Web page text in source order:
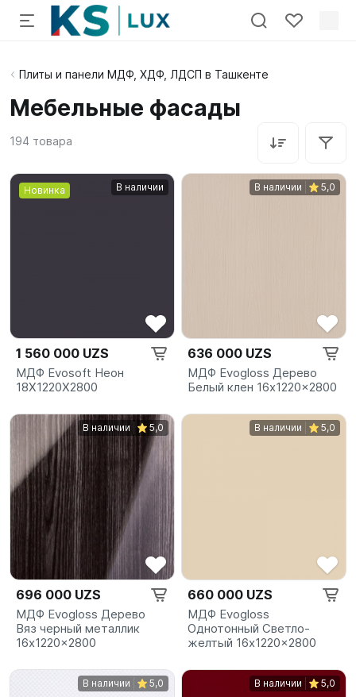
Плиты и панели МДФ, ХДФ, ЛДСП в Ташкенте
Мебельные фасады
194 товара
Новинка В наличии
1 560 000 UZS
МДФ Evosoft Неон
18X1220X2800
В наличии 5,0
636 000 UZS
МДФ Evogloss Дерево
Белый клен 16x1220x2800
В наличии 5,0
696 000 UZS
МДФ Evogloss Дерево
Вяз черный металлик
16x1220x2800
В наличии 5,0
660 000 UZS
МДФ Evogloss
Однотонный Светло-
желтый 16x1220x2800
В наличии 5,0 В наличии 5,0